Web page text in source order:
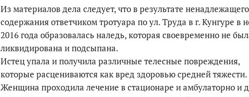
Из материалов дела следует, что в результате ненадлежащего
содержания ответчиком тротуара по ул. Труда в г. Кунгуре в
2016 года образовалась наледь, которая своевременно не
ликвидирована и подсыпана.
Истец упала и получила различные телесные повреждения,
которые расцениваются как вред здоровью средней тяжести.
Женщина проходила лечение в стационаре и амбулаторно и